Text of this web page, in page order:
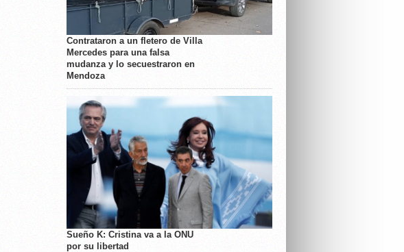
Contrataron a un fletero de Villa
Mercedes para una falsa
mudanza y lo secuestraron en
Mendoza
Sueño K: Cristina va a la ONU
por su libertad